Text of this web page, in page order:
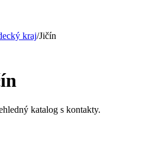
kraj/Jičín
katalog s kontakty.